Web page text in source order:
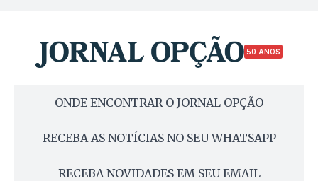
50 ANOS
ONDE ENCONTRAR O JORNAL OPÇÃO
RECEBA AS NOTÍCIAS NO SEU WHATSAPP
RECEBA NOVIDADES EM SEU EMAIL